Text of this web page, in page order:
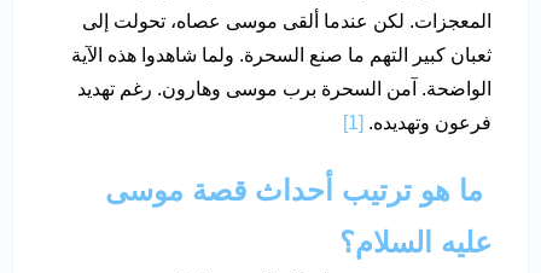
المعجزات. لكن عندما ألقى موسى عصاه، تحولت إلى
ثعبان كبير التهم ما صنع السحرة. ولما شاهدوا هذه الآية
الواضحة. آمن السحرة برب موسى وهارون. رغم تهديد
فرعون وتهديده. [1]
ما هو ترتيب أحداث قصة موسى
عليه السلام؟